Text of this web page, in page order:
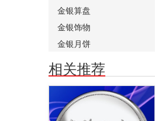
金银算盘
金银饰物
金银月饼
相关推荐